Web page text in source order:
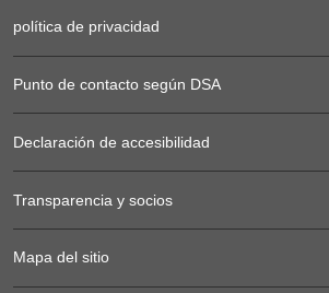
política de privacidad
Punto de contacto según DSA
Declaración de accesibilidad
Transparencia y socios
Mapa del sitio